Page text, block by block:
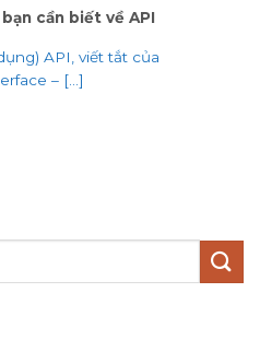
cần biết về API
API, viết tắt của
– [...]